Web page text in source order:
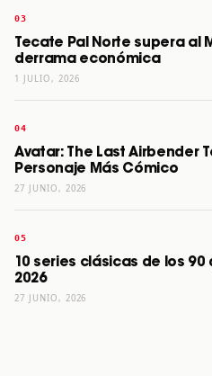
Tecate Pal Norte supera al
derrama económica
1 JULIO, 2026
Avatar: The Last Airbender
Personaje Más Cómico
27 JUNIO, 2026
10 series clásicas de los
2026
27 JUNIO, 2026